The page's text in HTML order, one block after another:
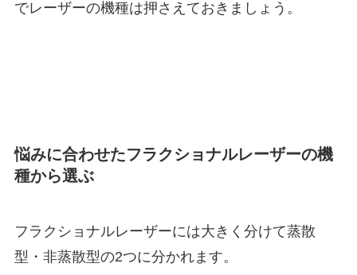
でレーザーの機種は押さえておきましょう。
悩みに合わせたフラクショナルレーザーの機
種から選ぶ
フラクショナルレーザーには大きく分けて蒸散
型・非蒸散型の2つに分かれます。